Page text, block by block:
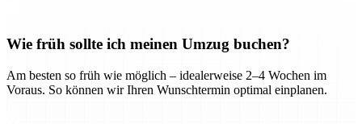
Wie früh sollte ich meinen Umzug buchen?
Am besten so früh wie möglich – idealerweise 2–4 Wochen im
Voraus. So können wir Ihren Wunschtermin optimal einplanen.